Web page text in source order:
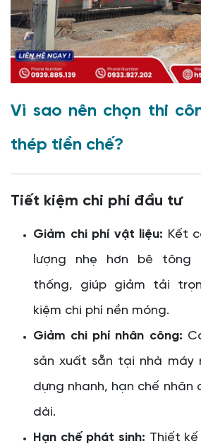
Vì sao nên chọn thi
thép tiền chế?
Tiết kiệm chi phí đầu tư
Giảm chi phí vật liệu: Kết
lượng nhẹ hơn bê tông
thống, giúp giảm tải
kiệm chi phí nền móng.
Giảm chi phí nhân công:
sản xuất sẵn tại nhà máy
dựng nhanh, hạn chế nhân
dài.
Hạn chế phát sinh: Thiết